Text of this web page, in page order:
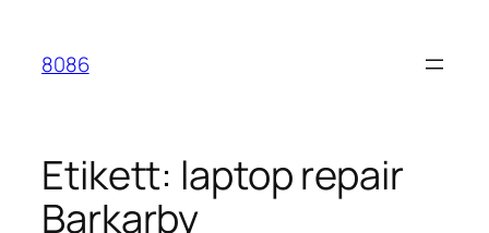
innehåll
8086
Etikett: laptop repair
Barkarby